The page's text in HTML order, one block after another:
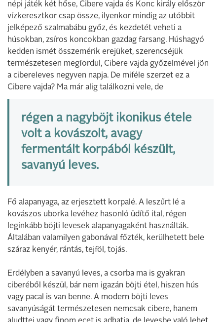
népi játék két hőse, Cibere vajda és Konc király először
vízkeresztkor csap össze, ilyenkor mindig az utóbbit
jelképező szalmabábu győz, és kezdetét veheti a
húsokban, zsíros koncokban gazdag farsang. Húshagyó
kedden ismét összemérik erejüket, szerencséjük
természetesen megfordul, Cibere vajda győzelmével jön
a cibereleves negyven napja. De miféle szerzet ez a
Cibere vajda? Ma már alig találkozni vele, de
régen a nagyböjt ikonikus étele
volt a kovászolt, avagy
fermentált korpából készült,
savanyú leves.
Fő alapanyaga, az erjesztett korpalé. A leszűrt lé a
kovászos uborka levéhez hasonló üdítő ital, régen
leginkább böjti levesek alapanyagaként használták.
Általában valamilyen gabonával főzték, kerülhetett bele
száraz kenyér, rántás, tejföl, tojás.
Erdélyben a savanyú leves, a csorba ma is gyakran
ciberéből készül, bár nem igazán böjti étel, hiszen hús
vagy pacal is van benne. A modern böjti leves
savanyúságát természetesen nemcsak cibere, hanem